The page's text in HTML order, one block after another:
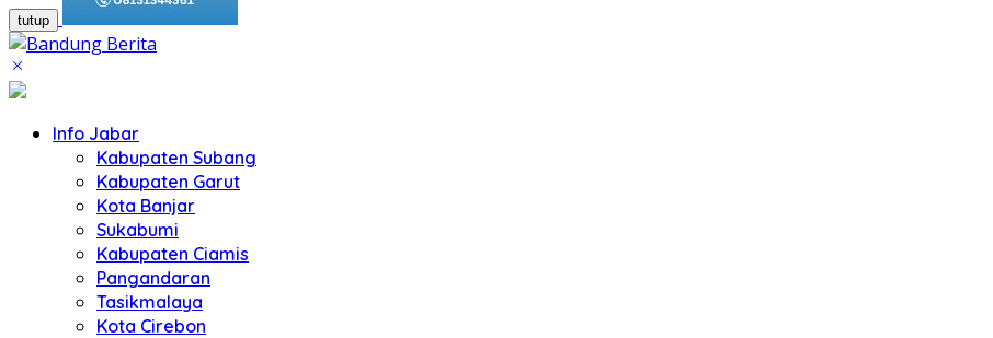
tutup
Info Jabar
Kabupaten Subang
Kabupaten Garut
Kota Banjar
Sukabumi
Kabupaten Ciamis
Pangandaran
Tasikmalaya
Kota Cirebon